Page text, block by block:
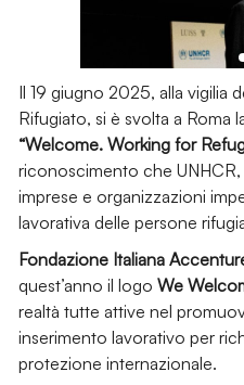
Il 19 giugno 2025, alla vigilia
Rifugiato, si è svolta a Roma
“Welcome. Working for
riconoscimento che UNHCR,
imprese e organizzazioni
lavorativa delle persone
Fondazione Italiana
quest’anno il logo We
realtà tutte attive nel
inserimento lavorativo per
protezione internazionale.